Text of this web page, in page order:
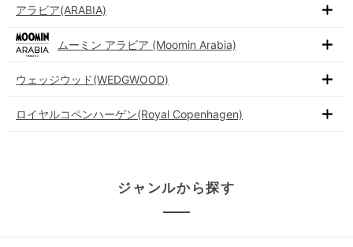
アラビア(ARABIA)
ムーミン アラビア (Moomin Arabia)
ウェッジウッド(WEDGWOOD)
ロイヤルコペンハーゲン(Royal Copenhagen)
ジャンルから探す